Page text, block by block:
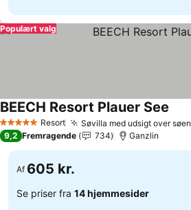
Populært valg
5 Stjerner Resort Søvilla med udsigt over søen
BEECH Resort Plauer See
9,2 Fremragende 734 Ganzlin
Af 605 kr.
Se priser fra 14 hjemmesider